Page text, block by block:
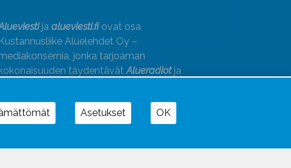
ja alueviesti.fiovat osa
Kustannusliike Aluelehdet Oy –
jonka tarjoaman
kokonaisuuden täydentävätAlueradiotja
Asetukset OK